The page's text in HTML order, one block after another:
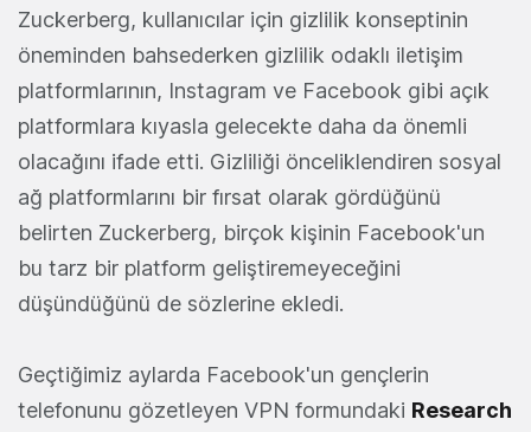
Zuckerberg, kullanıcılar için gizlilik konseptinin
öneminden bahsederken gizlilik odaklı iletişim
platformlarının, Instagram ve Facebook gibi açık
platformlara kıyasla gelecekte daha da önemli
olacağını ifade etti. Gizliliği önceliklendiren sosyal
ağ platformlarını bir fırsat olarak gördüğünü
belirten Zuckerberg, birçok kişinin Facebook'un
bu tarz bir platform geliştiremeyeceğini
düşündüğünü de sözlerine ekledi.
Geçtiğimiz aylarda Facebook'un gençlerin
telefonunu gözetleyen VPN formundaki Research